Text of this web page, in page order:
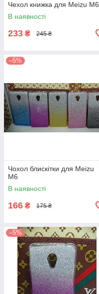
Чехол книжка для Meizu M6
В наявності
233 ₴ 245 ₴
–5%
Чохол блискітки для Meizu
M6
В наявності
166 ₴ 175 ₴
–5%